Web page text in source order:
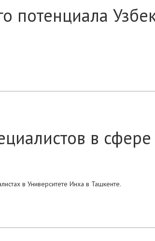
потенциала
в
в Университете Инха в Ташкенте.